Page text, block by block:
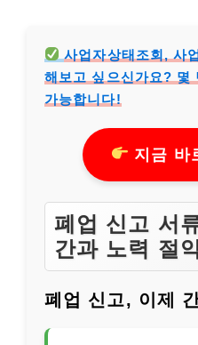
사업자상태조회, 사
해보고 싶으신가요? 몇
가능합니다!
지금 바
폐업 신고 서
간과 노력 절
폐업 신고, 이제